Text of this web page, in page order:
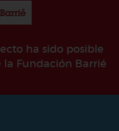
ha sido posible
Fundación Barrié